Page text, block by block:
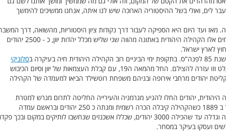
לים, ואולי בשל ההיסטוריה הארוכה שיש לנו איתה, אנחנו ממשיכים להימשך
ועד היום היא הספיקה לעבור דרך נקודות ציון היסטוריות, מהשואה, דרך
הכלכלי ועד הגירת ישראלים שביקשו לפתוח בחיים חדשים במקום. נכון לימים אלו הקהילה היהודית באתונה מהווה שני שליש מכלל יהדות יוון, כ - 2500 יהודים
לארץ ישראל.
ב
סלוניקי
. בסוף המאה ה - 15 יהודי ספרד שגורשו מצאו ביוון מקלט וזו עזרה להצילם. החל מהמאה ה19, עם קבלת העצמאות של יוון וסיום הכיבוש
יהודים מרחבי אירופה ובניהם משפחת רוטשילד הביאו למעמדה של הקהילה
החלה להתחדש בה הקהילה היהודית, יהודים החלו להגיע מגרמניה והעירייה החליטה לתרום מגרש למטרת
הקמת בית כנסת ליהודים, כשלאחר מכן חזרה בה מהחלטתה. מאוחר יותר ב 1889 כשהקהילה קיבלה הכרה רשמית ומנתה כ 250 יהודים ובראשם עמדה
משפחת רוטשילד הוקמו לטובתה שלושה בתי כנסת קטנים. הקהילה הלכה וגדלה עד שהכילה 3000 יהודים, שכללו אשכנזים שנחשבו לותיקים במקום ובכך פקדו
ועסקו בעיקר במסחר.